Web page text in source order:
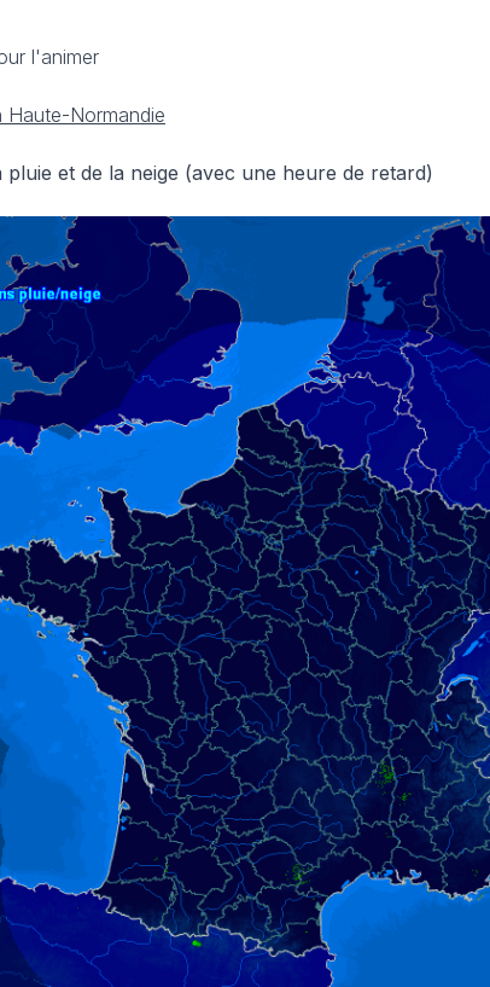
l'animer
pluie et de la neige (avec une heure de retard)